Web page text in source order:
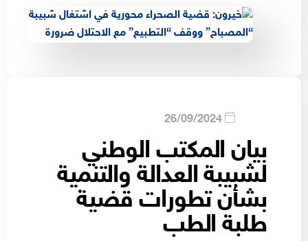
26/09/2024
بيان المكتب الوطني
لشبيبة العدالة والتنمية
بشأن تطورات قضية
طلبة الطب